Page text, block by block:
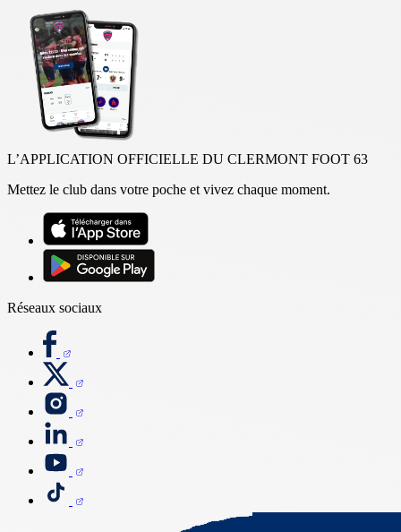
L’APPLICATION OFFICIELLE DU CLERMONT FOOT 63
Mettez le club dans votre poche et vivez chaque moment.
Réseaux sociaux